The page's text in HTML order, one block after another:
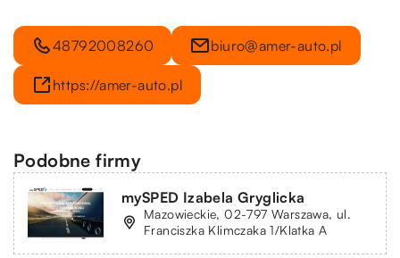
48792008260 biuro@amer-auto.pl
https://amer-auto.pl
Podobne firmy
mySPED Izabela Gryglicka
Mazowieckie, 02-797 Warszawa, ul.
Franciszka Klimczaka 1/Klatka A